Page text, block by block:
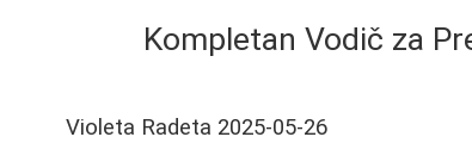
Kompletan Vodič za
Violeta Radeta 2025-05-26